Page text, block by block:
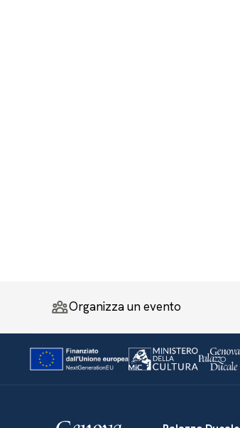
Organizza un evento